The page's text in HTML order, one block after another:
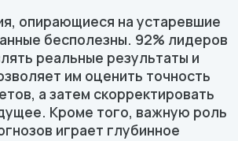
опирающиеся на устаревшие
бесполезны. 92% лидеров
реальные результаты и
им оценить точность
а затем скорректировать
Кроме того, важную роль
играет глубинное